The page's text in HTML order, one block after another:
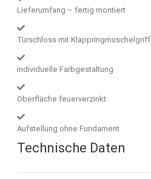
Lieferumfang – fertig montiert
Türschloss mit Klappringmuschelgriff
individuelle Farbgestaltung
Oberfläche feuerverzinkt
Aufstellung ohne Fundament
Technische Daten